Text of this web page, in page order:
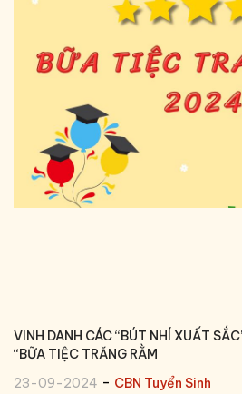
VINH DANH CÁC “BÚT NHÍ XUẤT
“BỮA TIỆC TRĂNG RẰM
23-09-2024 - CBN Tuyển Sinh